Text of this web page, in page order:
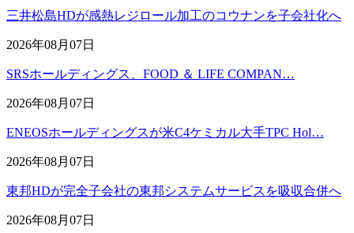
三井松島HDが感熱レジロール加工のコウナンを子会社化へ
2026年08月07日
SRSホールディングス、FOOD ＆ LIFE COMPAN…
2026年08月07日
ENEOSホールディングスが米C4ケミカル大手TPC Hol…
2026年08月07日
東邦HDが完全子会社の東邦システムサービスを吸収合併へ
2026年08月07日